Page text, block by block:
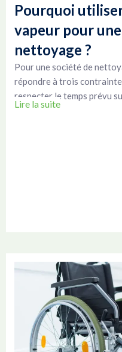
Pourquoi
vapeur pour
nettoyage ?
Pour une société de
répondre à trois
respecter le temps prévu
Lire la suite